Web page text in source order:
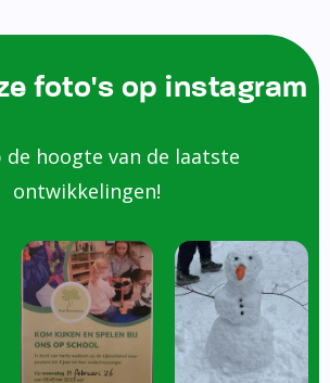
foto's op instagram
de hoogte van de laatste
ontwikkelingen!